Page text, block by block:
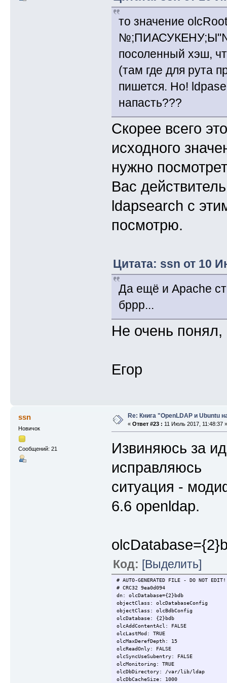
то значение
посоленный хэш,
(там где для рута
пишется. Но!
напасть???
Скорее всего
исходного
нужно
Вас
ldapsearch с
посмотрю.
Цитата: ssn от 10
Да ещё и Apache
бррр...
Не очень
Егор
ssn
Новичок
Сообщений: 21
Re: Книга "OpenLDAP и Ubuntu
« Ответ #23 : 11 Июль 2017, 11:48:37 »
Извиняюсь за
исправляюсь
ситуация -
6.6 openldap.
Код: [Выделить]
# AUTO-GENERATED FILE - DO NOT
# CRC32 9ea0d094
dn: olcDatabase={2}bdb
objectClass: olcDatabaseConfig
objectClass: olcBdbConfig
olcDatabase: {2}bdb
olcAddContentAcl: FALSE
olcLastMod: TRUE
olcMaxDerefDepth: 15
olcReadOnly: FALSE
olcSyncUseSubentry: FALSE
olcMonitoring: TRUE
olcDbDirectory: /var/lib/ldap
olcDbCacheSize: 1000